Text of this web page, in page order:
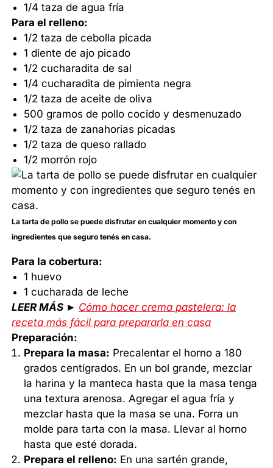
1/4 taza de agua fría
Para el relleno:
1/2 taza de cebolla picada
1 diente de ajo picado
1/2 cucharadita de sal
1/4 cucharadita de pimienta negra
1/2 taza de aceite de oliva
500 gramos de pollo cocido y desmenuzado
1/2 taza de zanahorias picadas
1/2 taza de queso rallado
1/2 morrón rojo
La tarta de pollo se puede disfrutar en cualquier momento y con
ingredientes que seguro tenés en casa.
Para la cobertura:
1 huevo
1 cucharada de leche
LEER MÁS ► Cómo hacer crema pastelera: la
receta más fácil para prepararla en casa
Preparación:
Prepara la masa: Precalentar el horno a 180
grados centígrados. En un bol grande, mezclar
la harina y la manteca hasta que la masa tenga
una textura arenosa. Agregar el agua fría y
mezclar hasta que la masa se una. Forra un
molde para tarta con la masa. Llevar al horno
hasta que esté dorada.
Prepara el relleno: En una sartén grande,